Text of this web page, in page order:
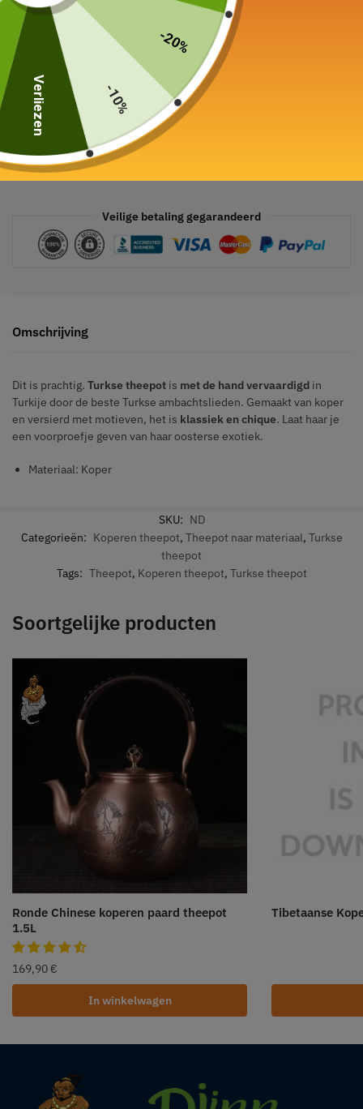
In winkelwagen
Veilige betaling gegarandeerd
Omschrijving
Dit is prachtig. Turkse theepot is met de hand vervaardigd in
Turkije door de beste Turkse ambachtslieden. Gemaakt van koper
en versierd met motieven, het is klassiek en chique. Laat haar je
een voorproefje geven van haar oosterse exotiek.
Materiaal: Koper
SKU: ND
Categorieën: Koperen theepot, Theepot naar materiaal, Turkse
theepot
Tags: Theepot, Koperen theepot, Turkse theepot
Soortgelijke producten
Ronde Chinese koperen paard theepot
1.5L
169,90 €
In winkelwagen
Tibetaanse
-20%
-10%
Verliezen